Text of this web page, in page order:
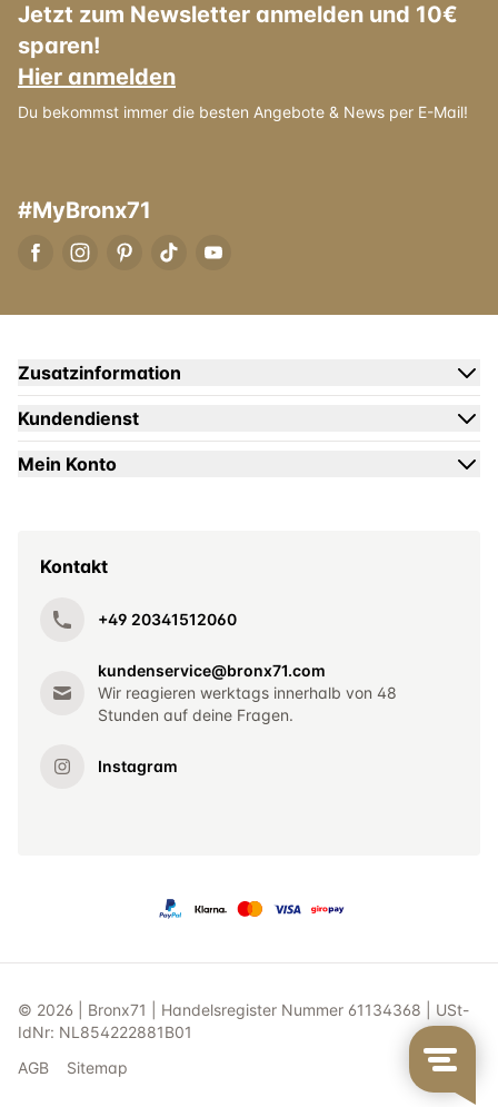
Jetzt zum Newsletter anmelden und 10€
sparen!
Hier anmelden
Du bekommst immer die besten Angebote & News per E-Mail!
#MyBronx71
Zusatzinformation
Kundendienst
Mein Konto
Kontakt
+49 20341512060
kundenservice@bronx71.com
Wir reagieren werktags innerhalb von 48
Stunden auf deine Fragen.
Instagram
© 2026 | Bronx71 | Handelsregister Nummer 61134368 | USt-
IdNr: NL854222881B01
AGB
Sitemap